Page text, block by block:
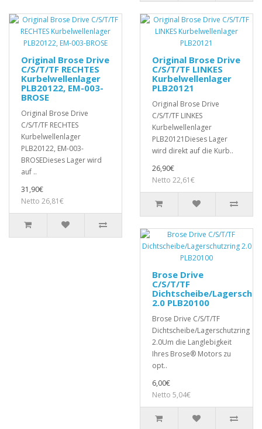
Original Brose Drive
C/S/T/TF RECHTES
Kurbelwellenlager
PLB20122, EM-003-
BROSE
Original Brose Drive
C/S/T/TF RECHTES
Kurbelwellenlager
PLB20122, EM-003-
BROSEDieses Lager wird
auf ..
31,90€
Netto 26,81€
Original Brose Drive
C/S/T/TF LINKES
Kurbelwellenlager
PLB20121
Original Brose Drive
C/S/T/TF LINKES
Kurbelwellenlager
PLB20121Dieses Lager
wird direkt auf die Kurb..
26,90€
Netto 22,61€
Brose Drive
C/S/T/TF
Dichtscheibe/
2.0 PLB20100
Brose Drive C/S/T/TF
Dichtscheibe/Lagerschutzring
2.0Um die Langlebigkeit
Ihres Brose® Motors zu
opt..
6,00€
Netto 5,04€